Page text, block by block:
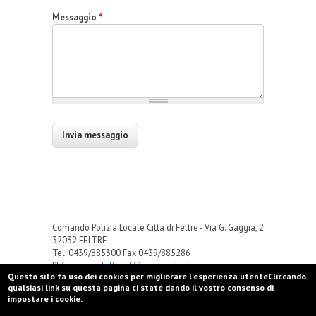
Messaggio *
Comando Polizia Locale Città di Feltre - Via G. Gaggia, 2
32032 FELTRE
Tel. 0439/885300 Fax 0439/885286
PECcomune.feltre.bl@pecveneto.it
Questo sito fa uso dei cookies per migliorare l'esperienza utenteCliccando
qualsiasi link su questa pagina ci state dando il vostro consenso di
impostare i cookie.